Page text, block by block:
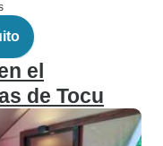
el
de Tocu